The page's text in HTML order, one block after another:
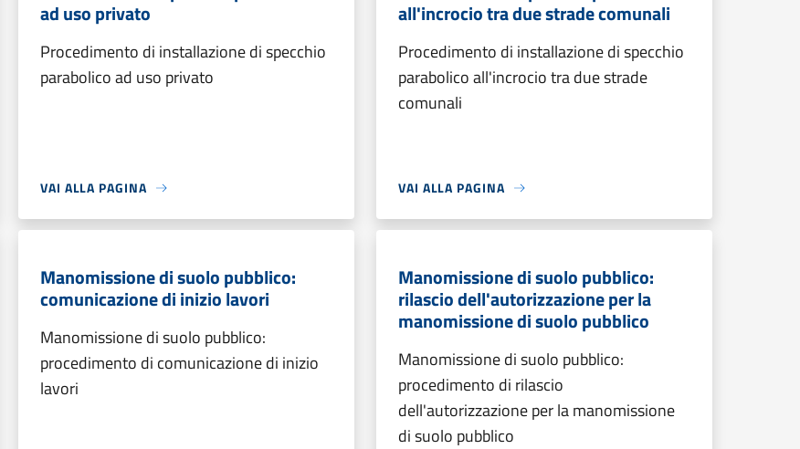
ad uso privato
Procedimento di installazione di specchio
parabolico ad uso privato
VAI ALLA PAGINA
all'incrocio tra due strade comunali
Procedimento di installazione di specchio
parabolico all'incrocio tra due strade
comunali
VAI ALLA PAGINA
Manomissione di suolo pubblico:
comunicazione di inizio lavori
Manomissione di suolo pubblico:
procedimento di comunicazione di inizio
lavori
Manomissione di suolo pubblico:
rilascio dell'autorizzazione per la
manomissione di suolo pubblico
Manomissione di suolo pubblico:
procedimento di rilascio
dell'autorizzazione per la manomissione
di suolo pubblico